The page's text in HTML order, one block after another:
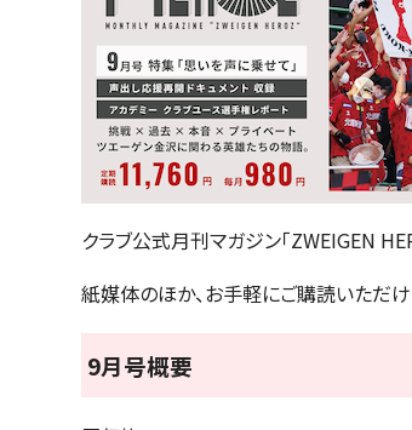
クラブ公式月刊マガジン「ZWEIGEN
紙媒体のほか、お手軽にご購読いただ
9月号概要